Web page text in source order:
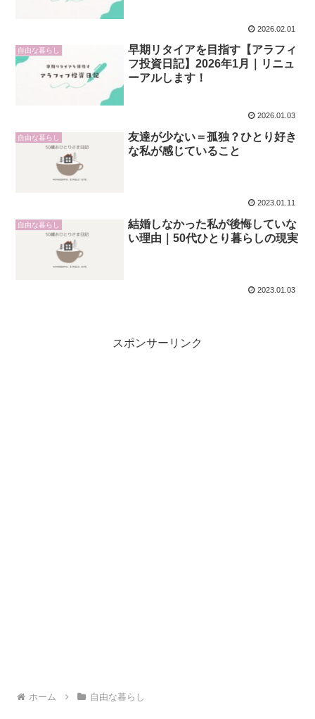
2026.02.01
自由な暮らし
早期リタイアを目指す【アラフィ
フ投資日記】2026年1月｜リニュ
ーアルします！
2026.01.03
自由な暮らし
友達が少ない＝孤独？ひとり好き
な私が感じていること
2023.01.11
自由な暮らし
結婚しなかった私が後悔していな
い理由｜50代ひとり暮らしの現実
2023.01.03
スポンサーリンク
ホーム 自由な暮らし